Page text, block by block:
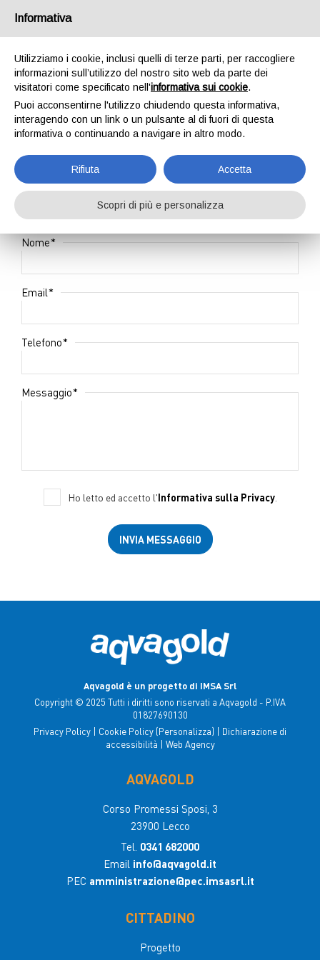
Vuoi conoscere il
progetto aqvagold?
Compila il seguente form per ricevere
informazioni.
Nome*
Email*
Telefono*
Messaggio*
Ho letto ed accetto l'Informativa sulla Privacy.
Aqvagold è un progetto di IMSA Srl
Copyright © 2025 Tutti i diritti sono riservati a Aqvagold - P.IVA
01827690130
Privacy Policy | Cookie Policy (Personalizza) | Dichiarazione di
accessibilità | Web Agency
AQVAGOLD
Corso Promessi Sposi, 3
23900 Lecco
Tel. 0341 682000
Email info@aqvagold.it
PEC amministrazione@pec.imsasrl.it
CITTADINO
Progetto
Informativa
Utilizziamo i cookie, inclusi quelli di terze parti, per raccogliere
informazioni sull’utilizzo del nostro sito web da parte dei
visitatori come specificato nell'informativa sui cookie.
Puoi acconsentirne l'utilizzo chiudendo questa informativa,
interagendo con un link o un pulsante al di fuori di questa
informativa o continuando a navigare in altro modo.
Rifiuta Accetta
Scopri di più e personalizza